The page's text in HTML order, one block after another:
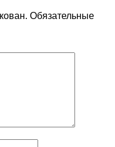
Обязательные